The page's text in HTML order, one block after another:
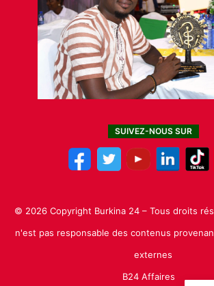
SUIVEZ-NOUS SUR
© 2026 Copyright Burkina 24 – Tous droits
n'est pas responsable des contenus
externes
B24 Affaires